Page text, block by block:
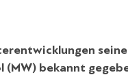
(MW) bekannt